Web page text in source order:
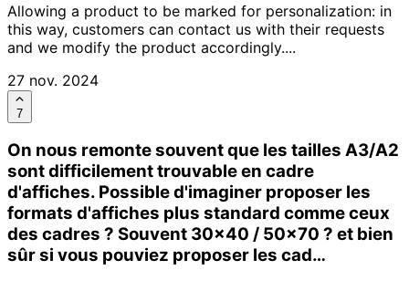
Allowing a product to be marked for personalization: in
this way, customers can contact us with their requests
and we modify the product accordingly....
27 nov. 2024
7
On nous remonte souvent que les tailles A3/A2
sont difficilement trouvable en cadre
d'affiches. Possible d'imaginer proposer les
formats d'affiches plus standard comme ceux
des cadres ? Souvent 30x40 / 50x70 ? et bien
sûr si vous pouviez proposer les cad…